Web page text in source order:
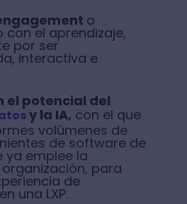
o
el aprendizaje,
por ser
interactiva e
el potencial del
y la IA, con el que
volúmenes de
de software de
ya emplee la
para
de
una LXP.